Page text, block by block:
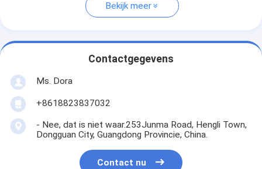
Bekijk meer
Contactgegevens
Ms. Dora
+8618823837032
- Nee, dat is niet waar.253Junma Road, Hengli Town,
Dongguan City, Guangdong Provincie, China.
Contact nu